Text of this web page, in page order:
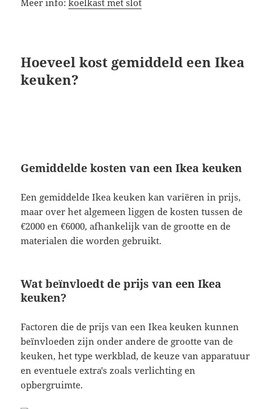
Meer info:koelkast met slot
Hoeveel kost gemiddeld een Ikea
keuken?
Gemiddelde kosten van een Ikea keuken
Een gemiddelde Ikea keuken kan variëren in prijs,
maar over het algemeen liggen de kosten tussen de
€2000 en €6000, afhankelijk van de grootte en de
materialen die worden gebruikt.
Wat beïnvloedt de prijs van een Ikea
keuken?
Factoren die de prijs van een Ikea keuken kunnen
beïnvloeden zijn onder andere de grootte van de
keuken, het type werkblad, de keuze van apparatuur
en eventuele extra's zoals verlichting en
opbergruimte.